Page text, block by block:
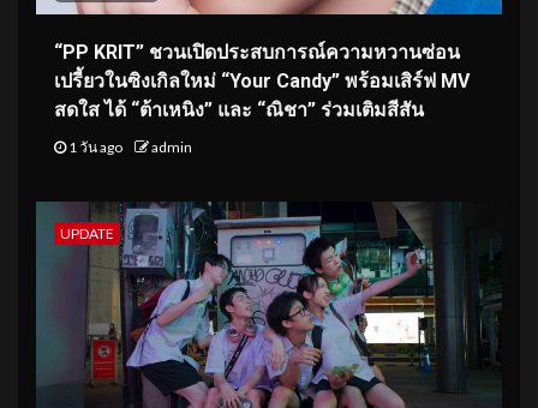
“PP KRIT” ชวนเปิดประสบการณ์ความหวานซ่อน
เปรี้ยวในซิงเกิลใหม่ “Your Candy” พร้อมเสิร์ฟ MV
สดใส ได้ “ต้าเหนิง” และ “ณิชา” ร่วมเติมสีสัน
1 วัน ago admin
UPDATE